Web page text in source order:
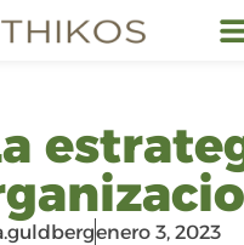
enero 3, 2023